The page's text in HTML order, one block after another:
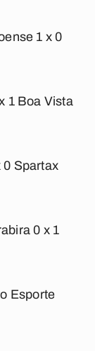
1 x 0
1 Boa Vista
0 Spartax
0 x1
Esporte